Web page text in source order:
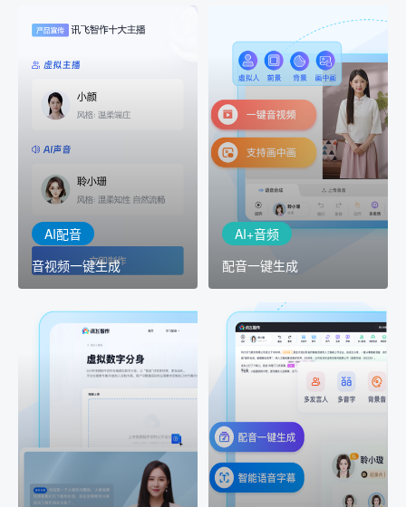
AI配音
音视频一键生成
AI配音
音视频一键生成
室"中输入文本或录音，一
出
AI+音频
配音一键生成
AI+音频
配音一键生成
AI+音频：基于全球领先的
TTS能力打造的AI音频制作
工具，输入文本、选择发
音人即可一键生成专业音
AI+创意
精品声音复刻
AI+创意：AIGC 能力集中
展示窗口，体验 AIGC 给
生活和生产带来的改变
讯飞智作：让每一个内容
创作者高效生产灵活定制